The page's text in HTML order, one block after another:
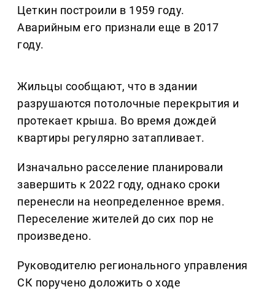
Цеткин построили в 1959 году.
Аварийным его признали еще в 2017
году.
Жильцы сообщают, что в здании
разрушаются потолочные перекрытия и
протекает крыша. Во время дождей
квартиры регулярно затапливает.
Изначально расселение планировали
завершить к 2022 году, однако сроки
перенесли на неопределенное время.
Переселение жителей до сих пор не
произведено.
Руководителю регионального управления
СК поручено доложить о ходе